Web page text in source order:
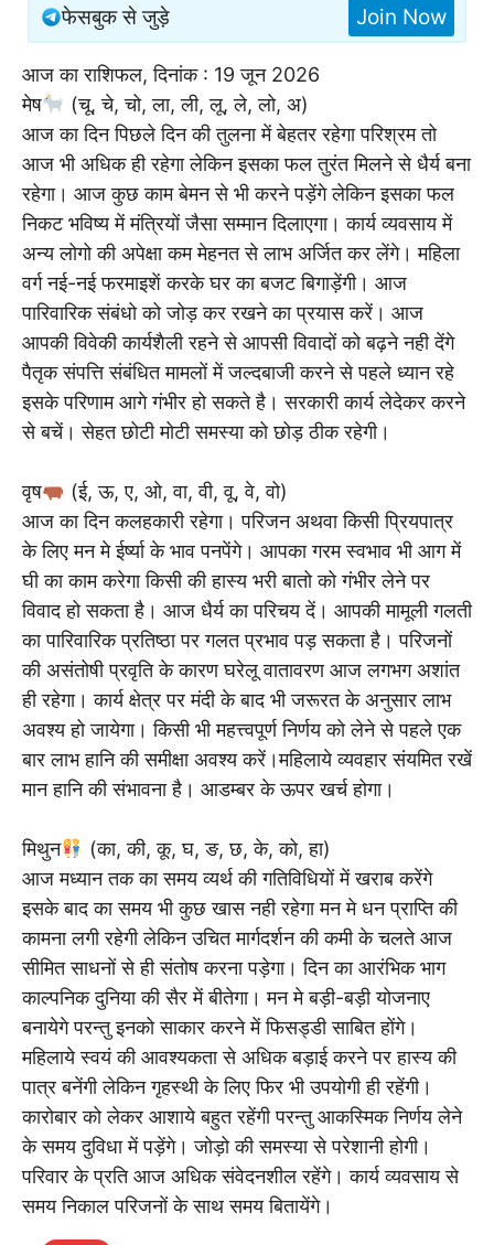
फेसबुक से जुड़े Join Now
आज का राशिफल, दिनांक : 19 जून 2026
मेष
(चू, चे, चो, ला, ली, लू, ले, लो, अ)
आज का दिन पिछले दिन की तुलना में बेहतर रहेगा परिश्रम तो
आज भी अधिक ही रहेगा लेकिन इसका फल तुरंत मिलने से धैर्य बना
रहेगा। आज कुछ काम बेमन से भी करने पड़ेंगे लेकिन इसका फल
निकट भविष्य में मंत्रियों जैसा सम्मान दिलाएगा। कार्य व्यवसाय में
अन्य लोगो की अपेक्षा कम मेहनत से लाभ अर्जित कर लेंगे। महिला
वर्ग नई-नई फरमाइशें करके घर का बजट बिगाड़ेंगी। आज
पारिवारिक संबंधो को जोड़ कर रखने का प्रयास करें। आज
आपकी विवेकी कार्यशैली रहने से आपसी विवादों को बढ़ने नही देंगे
पैतृक संपत्ति संबंधित मामलों में जल्दबाजी करने से पहले ध्यान रहे
इसके परिणाम आगे गंभीर हो सकते है। सरकारी कार्य लेदेकर करने
से बचें। सेहत छोटी मोटी समस्या को छोड़ ठीक रहेगी।
वृष
(ई, ऊ, ए, ओ, वा, वी, वू, वे, वो)
आज का दिन कलहकारी रहेगा। परिजन अथवा किसी प्रियपात्र
के लिए मन मे ईर्ष्या के भाव पनपेंगे। आपका गरम स्वभाव भी आग में
घी का काम करेगा किसी की हास्य भरी बातो को गंभीर लेने पर
विवाद हो सकता है। आज धैर्य का परिचय दें। आपकी मामूली गलती
का पारिवारिक प्रतिष्ठा पर गलत प्रभाव पड़ सकता है। परिजनों
की असंतोषी प्रवृति के कारण घरेलू वातावरण आज लगभग अशांत
ही रहेगा। कार्य क्षेत्र पर मंदी के बाद भी जरूरत के अनुसार लाभ
अवश्य हो जायेगा। किसी भी महत्त्वपूर्ण निर्णय को लेने से पहले एक
बार लाभ हानि की समीक्षा अवश्य करें।महिलाये व्यवहार संयमित रखें
मान हानि की संभावना है। आडम्बर के ऊपर खर्च होगा।
मिथुन
(का, की, कू, घ, ङ, छ, के, को, हा)
आज मध्यान तक का समय व्यर्थ की गतिविधियों में खराब करेंगे
इसके बाद का समय भी कुछ खास नही रहेगा मन मे धन प्राप्ति की
कामना लगी रहेगी लेकिन उचित मार्गदर्शन की कमी के चलते आज
सीमित साधनों से ही संतोष करना पड़ेगा। दिन का आरंभिक भाग
काल्पनिक दुनिया की सैर में बीतेगा। मन मे बड़ी-बड़ी योजनाए
बनायेगे परन्तु इनको साकार करने में फिसड्डी साबित होंगे।
महिलाये स्वयं की आवश्यकता से अधिक बड़ाई करने पर हास्य की
पात्र बनेंगी लेकिन गृहस्थी के लिए फिर भी उपयोगी ही रहेंगी।
कारोबार को लेकर आशाये बहुत रहेंगी परन्तु आकस्मिक निर्णय लेने
के समय दुविधा में पड़ेंगे। जोड़ो की समस्या से परेशानी होगी।
परिवार के प्रति आज अधिक संवेदनशील रहेंगे। कार्य व्यवसाय से
समय निकाल परिजनों के साथ समय बितायेंगे।